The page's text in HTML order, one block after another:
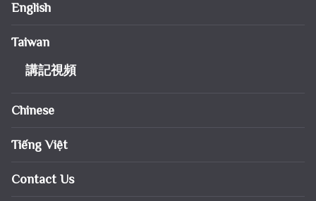
English
Taiwan
講記視頻
Chinese
Tiếng Việt
Contact Us